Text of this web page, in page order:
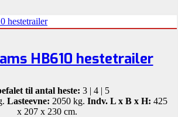
HB610 hestetrailer
til antal heste: 3 | 4 | 5
Lasteevne: 2050 kg. Indv. L x B x H: 425
x 207 x 230 cm.